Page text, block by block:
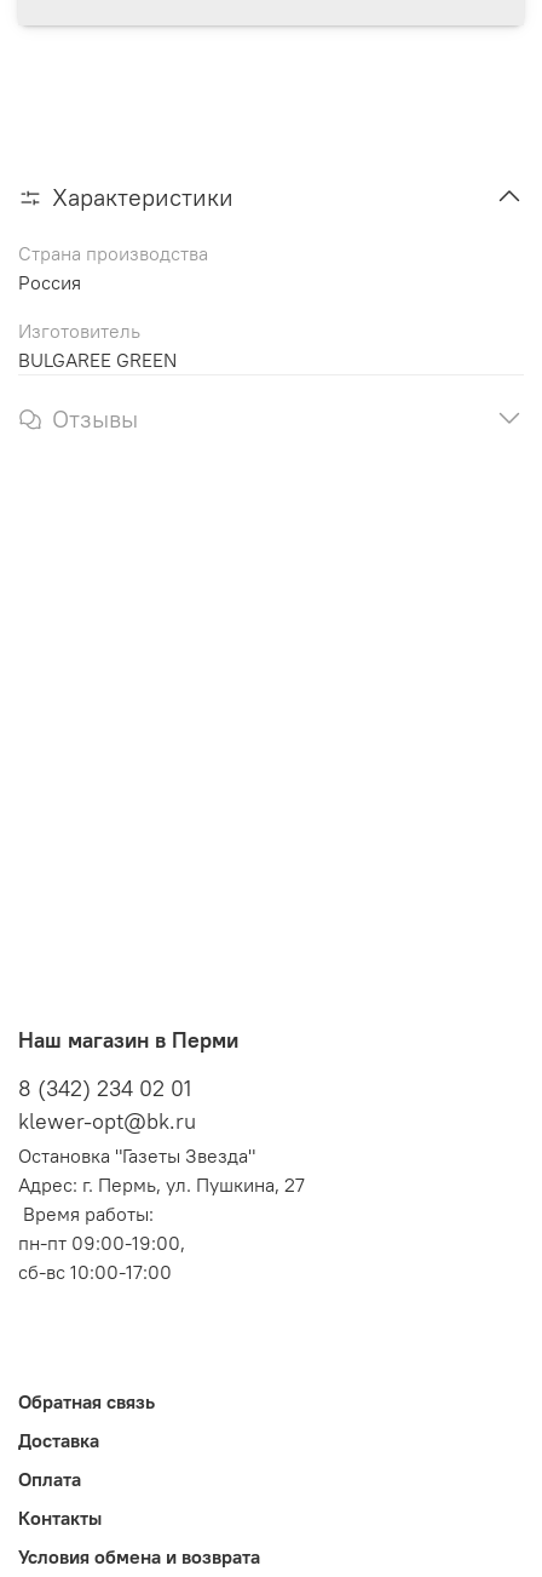
Характеристики
Страна производства
Россия
Изготовитель
BULGAREE GREEN
Отзывы
Наш магазин в Перми
8 (342) 234 02 01
klewer-opt@bk.ru
Остановка "Газеты Звезда"
Адрес: г. Пермь, ул. Пушкина, 27
Время работы:
пн-пт 09:00-19:00,
сб-вс 10:00-17:00
Обратная связь
Доставка
Оплата
Контакты
Условия обмена и возврата